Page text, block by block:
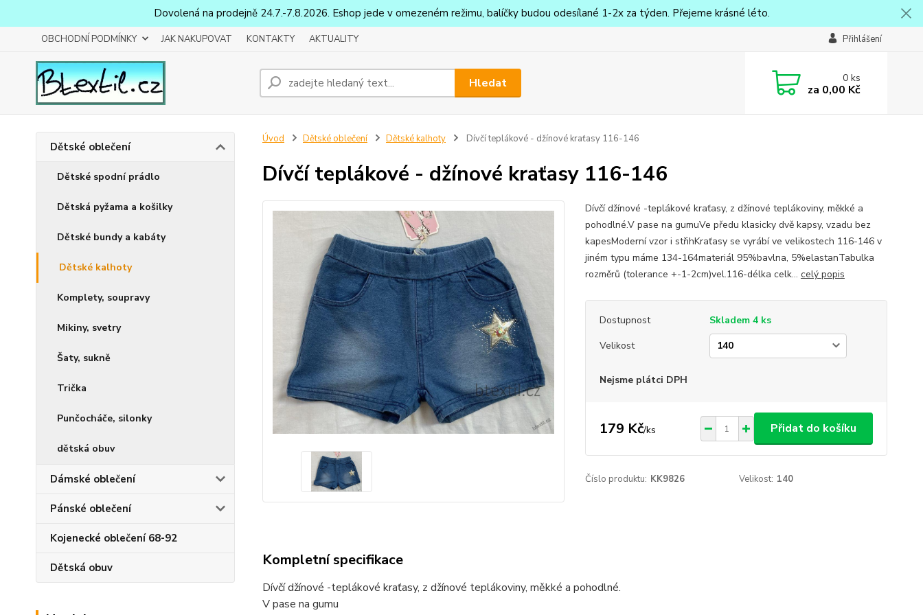
Dovolená na prodejně 24.7.-7.8.2026. Eshop jede v omezeném režimu, balíčky budou odesílané 1-2x za týden. Přejeme krásné léto.
OBCHODNÍ PODMÍNKY JAK NAKUPOVAT KONTAKTY AKTUALITY Přihlášení
Hledat 0ks
za 0,00 Kč
Dětské oblečení
Dětské spodní prádlo
Dětská pyžama a košilky
Dětské bundy a kabáty
Dětské kalhoty
Komplety, soupravy
Mikiny, svetry
Šaty, sukně
Trička
Punčocháče, silonky
dětská obuv
Dámské oblečení
Pánské oblečení
Kojenecké oblečení 68-92
Dětská obuv
Úvod Dětské oblečení Dětské kalhoty Dívčí teplákové - džínové kraťasy 116-146
Dívčí teplákové - džínové kraťasy 116-146
Dívčí džínové -teplákové kraťasy, z džínové teplákoviny, měkké a
pohodlné.V pase na gumuVe předu klasicky dvě kapsy, vzadu bez
kapesModerní vzor i střihKraťasy se vyrábí ve velikostech 116-146 v
jiném typu máme 134-164materiál 95%bavlna, 5%elastanTabulka
rozměrů (tolerance +-1-2cm)vel.116-délka celk... celý popis
Dostupnost
Skladem 4 ks
Velikost
Nejsme plátci DPH
179 Kč/ks Přidat do košíku
Číslo produktu: KK9826 Velikost: 140
Kompletní specifikace
Dívčí džínové -teplákové kraťasy, z džínové teplákoviny, měkké a pohodlné.
V pase na gumu